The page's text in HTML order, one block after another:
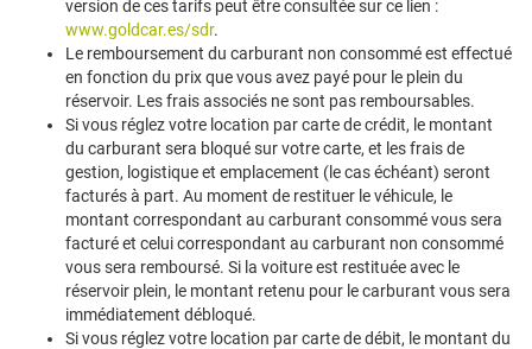
version de ces tarifs peut être consultée sur ce lien :
www.goldcar.es/sdr.
Le remboursement du carburant non consommé est effectué
en fonction du prix que vous avez payé pour le plein du
réservoir. Les frais associés ne sont pas remboursables.
Si vous réglez votre location par carte de crédit, le montant
du carburant sera bloqué sur votre carte, et les frais de
gestion, logistique et emplacement (le cas échéant) seront
facturés à part. Au moment de restituer le véhicule, le
montant correspondant au carburant consommé vous sera
facturé et celui correspondant au carburant non consommé
vous sera remboursé. Si la voiture est restituée avec le
réservoir plein, le montant retenu pour le carburant vous sera
immédiatement débloqué.
Si vous réglez votre location par carte de débit, le montant du